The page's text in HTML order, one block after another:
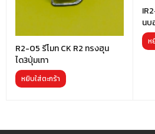
R2-05 รีโมท CK R2 ทรงฮุน
ได3ปุ่มเทา
หยิบใส่ตะกร้า
นบ
ห